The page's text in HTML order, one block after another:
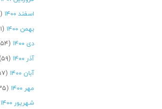
اسفند ۱۴۰۰
(۳۷)
بهمن ۱۴۰۰
(۴۱)
دی ۱۴۰۰
(۵۴)
آذر ۱۴۰۰
(۵۹)
آبان ۱۴۰۰
(۵۷)
مهر ۱۴۰۰
(۳۵)
شهریور ۱۴۰۰